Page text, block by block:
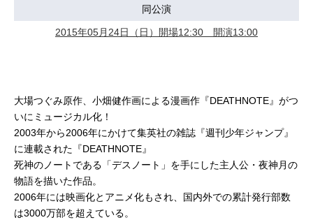
同公演
2015年05月24日（日）開場12:30 開演13:00
大場つぐみ原作、小畑健作画による漫画作『DEATHNOTE』がつ
いにミュージカル化！
2003年から2006年にかけて集英社の雑誌『週刊少年ジャンプ』
に連載された『DEATHNOTE』
死神のノートである「デスノート」を手にした主人公・夜神月の
物語を描いた作品。
2006年には映画化とアニメ化もされ、国内外での累計発行部数
は3000万部を超えている。